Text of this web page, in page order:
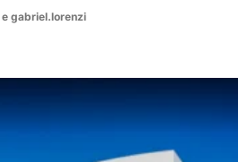
e gabriel.lorenzi